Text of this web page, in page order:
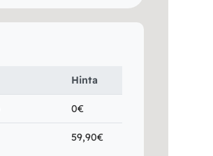
Hinta
0€
59,90€